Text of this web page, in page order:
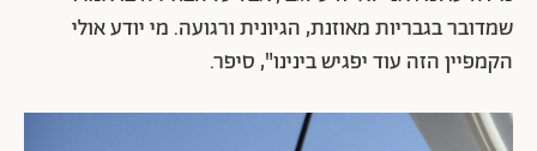
שמדובר בגבריות מאוזנת, הגיונית ורגועה. מי יודע אולי
הקמפיין הזה עוד יפגיש בינינו", סיפר.